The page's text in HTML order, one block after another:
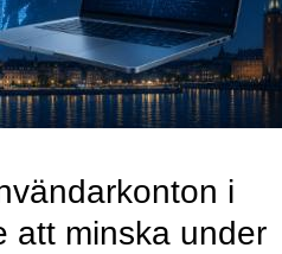
i
att minska under